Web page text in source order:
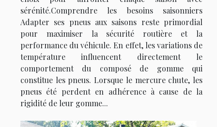
sérénité.Comprendre les besoins saisonniers
Adapter ses pneus aux saisons reste primordial
pour maximiser la sécurité routière et la
performance du véhicule. En effet, les variations de
température influencent directement le
comportement du composé de gomme qui
constitue les pneus. Lorsque le mercure chute, les
pneus été perdent en adhérence à cause de la
rigidité de leur gomme...